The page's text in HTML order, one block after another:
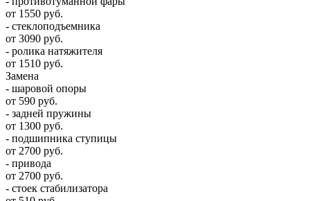
от 1550 руб.
- стеклоподъемника
от 3090 руб.
- ролика натяжителя
от 1510 руб.
Замена
- шаровой опоры
от 590 руб.
- задней пружины
от 1300 руб.
- подшипника ступицы
от 2700 руб.
- привода
от 2700 руб.
- стоек стабилизатора